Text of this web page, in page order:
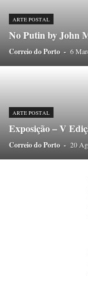
PAPEL-PENSANTE
POEMÁRIO
PRIORITÁRIO
TABULETA
ARTE POSTAL
No Putin by John
Correio do Porto - 6
ARTE POSTAL
Exposição – V
Correio do Porto - 20